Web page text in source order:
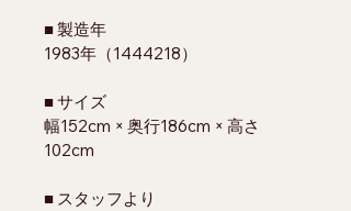
■ 製造年
1983年（1444218）
■ サイズ
幅152cm × 奥行186cm × 高さ
102cm
■ スタッフより